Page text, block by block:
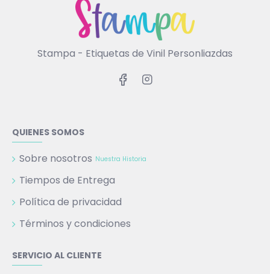
Stampa - Etiquetas de Vinil Personliazdas
QUIENES SOMOS
Sobre nosotros Nuestra Historia
Tiempos de Entrega
Política de privacidad
Términos y condiciones
SERVICIO AL CLIENTE